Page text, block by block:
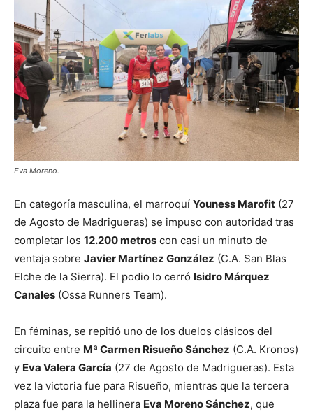
Eva Moreno.
En categoría masculina, el marroquí Youness Marofit (27
de Agosto de Madrigueras) se impuso con autoridad tras
completar los 12.200 metros con casi un minuto de
ventaja sobre Javier Martínez González (C.A. San Blas
Elche de la Sierra). El podio lo cerró Isidro Márquez
Canales (Ossa Runners Team).
En féminas, se repitió uno de los duelos clásicos del
circuito entre Mª Carmen Risueño Sánchez (C.A. Kronos)
y Eva Valera García (27 de Agosto de Madrigueras). Esta
vez la victoria fue para Risueño, mientras que la tercera
plaza fue para la hellinera Eva Moreno Sánchez, que